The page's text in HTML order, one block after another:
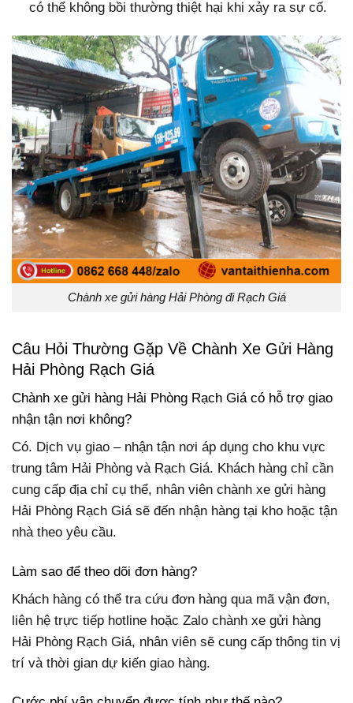
có thể không bồi thường thiệt hại khi xảy ra sự cố.
Chành xe gửi hàng Hải Phòng đi Rạch Giá
Câu Hỏi Thường Gặp Về Chành Xe Gửi Hàng
Hải Phòng Rạch Giá
Chành xe gửi hàng Hải Phòng Rạch Giá có hỗ trợ giao
nhận tận nơi không?
Có. Dịch vụ giao – nhận tận nơi áp dụng cho khu vực
trung tâm Hải Phòng và Rạch Giá. Khách hàng chỉ cần
cung cấp địa chỉ cụ thể, nhân viên chành xe gửi hàng
Hải Phòng Rạch Giá sẽ đến nhận hàng tại kho hoặc tận
nhà theo yêu cầu.
Làm sao để theo dõi đơn hàng?
Khách hàng có thể tra cứu đơn hàng qua mã vận đơn,
liên hệ trực tiếp hotline hoặc Zalo chành xe gửi hàng
Hải Phòng Rạch Giá, nhân viên sẽ cung cấp thông tin vị
trí và thời gian dự kiến giao hàng.